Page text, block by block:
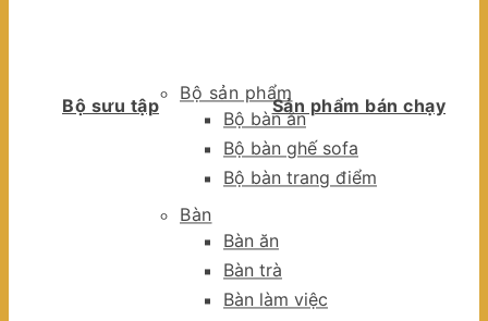
Bộ sản phẩm
Bộ bàn ăn
Bộ bàn ghế sofa
Bộ bàn trang điểm
Bàn
Bàn ăn
Bàn trà
Bàn làm việc
Bộ sưu tập Sản phẩm bán chạy